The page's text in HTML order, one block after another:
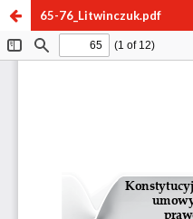
65-76_Litwinczuk.pdf